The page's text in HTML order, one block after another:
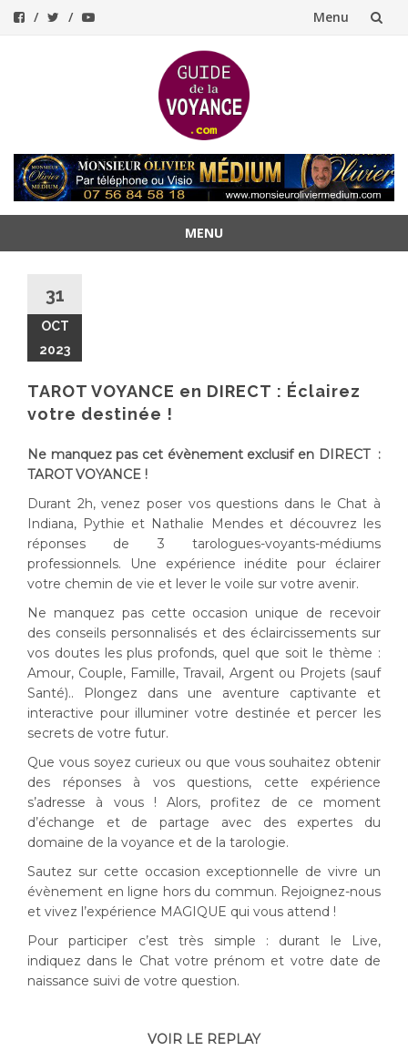
Menu
MENU
contenu31
OCT
2023
TAROT VOYANCE en DIRECT : Éclairez
votre destinée !
Ne manquez pas cet évènement exclusif en DIRECT :
TAROT VOYANCE !
Durant 2h, venez poser vos questions dans le Chat à
Indiana, Pythie et Nathalie Mendes et découvrez les
réponses de 3 tarologues-voyants-médiums
professionnels. Une expérience inédite pour éclairer
votre chemin de vie et lever le voile sur votre avenir.
Ne manquez pas cette occasion unique de recevoir
des conseils personnalisés et des éclaircissements sur
vos doutes les plus profonds, quel que soit le thème :
Amour, Couple, Famille, Travail, Argent ou Projets (sauf
Santé).. Plongez dans une aventure captivante et
interactive pour illuminer votre destinée et percer les
secrets de votre futur.
Que vous soyez curieux ou que vous souhaitez obtenir
des réponses à vos questions, cette expérience
s’adresse à vous ! Alors, profitez de ce moment
d’échange et de partage avec des expertes du
domaine de la voyance et de la tarologie.
Sautez sur cette occasion exceptionnelle de vivre un
évènement en ligne hors du commun. Rejoignez-nous
et vivez l’expérience MAGIQUE qui vous attend !
Pour participer c’est très simple : durant le Live,
indiquez dans le Chat votre prénom et votre date de
naissance suivi de votre question.
VOIR LE REPLAY